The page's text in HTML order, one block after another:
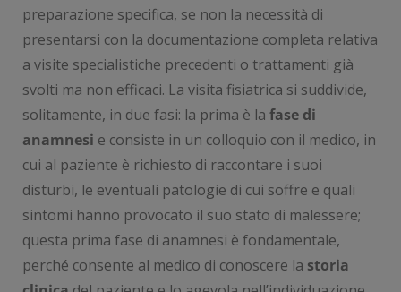
preparazione specifica, se non la necessità di
presentarsi con la documentazione completa relativa
a visite specialistiche precedenti o trattamenti già
svolti ma non efficaci. La visita fisiatrica si suddivide,
solitamente, in due fasi: la prima è la fase di
anamnesi e consiste in un colloquio con il medico, in
cui al paziente è richiesto di raccontare i suoi
disturbi, le eventuali patologie di cui soffre e quali
sintomi hanno provocato il suo stato di malessere;
questa prima fase di anamnesi è fondamentale,
perché consente al medico di conoscere la storia